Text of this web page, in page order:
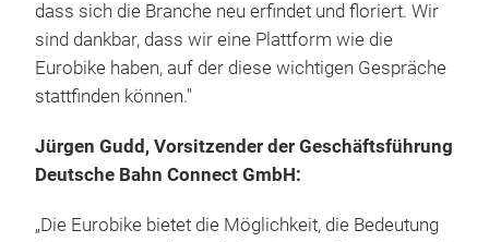
dass sich die Branche neu erfindet und floriert. Wir
sind dankbar, dass wir eine Plattform wie die
Eurobike haben, auf der diese wichtigen Gespräche
stattfinden können."
Jürgen Gudd, Vorsitzender der Geschäftsführung
Deutsche Bahn Connect GmbH:
„Die Eurobike bietet die Möglichkeit, die Bedeutung